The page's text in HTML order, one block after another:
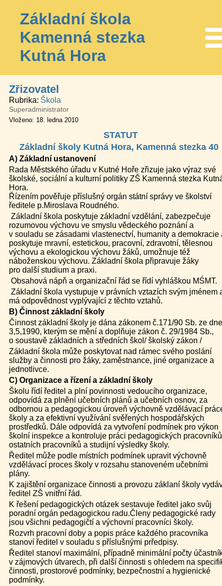
Základní škola
Kamenná stezka
Kutná Hora
Zřizovatel
Rubrika Škola
Superadministrator
Vloženo: 18. ledna 2010
STATUT
Základní školy Kutná Hora, Kamenná stezka 40
A) Základní ustanovení
Rada Městského úřadu v Kutné Hoře zřizuje jako výraz své
školské, sociální a kulturní politiky ZŠ Kamenná stezka
Hora.
Řízením pověřuje příslušný orgán státní správy ve školství
ředitele p.Miroslava Roudného.
Základní škola poskytuje základní vzdělání, zabezpečuje
rozumovou výchovu ve smyslu vědeckého poznání a
v souladu se zásadami vlastenectví, humanity a demokracie
poskytuje mravní, estetickou, pracovní, zdravotní, tělesnou
výchovu a ekologickou výchovu žáků, umožnuje též
náboženskou výchovu. Základní škola připravuje žáky
pro další studium a praxi.
Obsahová nápň a organizační řád se řídí vyhláškou MŚMT.
Základní škola vystupuje v právních vztazích svým jménem
má odpovědnost vyplývající z těchto vztahů.
B) Činnost základní školy
Činnost základní školy je dána zákonem č.171/90 Sb. ze dne
3,5,1990, kterým se mění a doplňuje zákon č. 29/1984 Sb.,
o soustavě základních a středních škol/ školský zákon /
Základní škola může poskytovat nad rámec svého poslání
služby a činnosti pro žáky, zaměstnance, jiné organizace a
jednotlivce.
C) Organizace a řízení a základní školy
Školu řídí ředitel a plní povinnosti vedoucího organizace,
odpovídá za plnění učebních plánů a učebních osnov, za
odbornou a pedagogickou úroveň výchovně vzdělávací
školy a za efektivní využívání svěřených hospodářských
prostředků. Dále odpovídá za vytvoření podmínek pro výkon
školní inspekce a kontroluje práci pedagogických
ostatních pracovníků a studijní výsledky školy.
Ředitel může podle místních podmínek upravit výchovně
vzdělávací proces školy v rozsahu stanoveném učebními
plány.
K zajištění organizace činnosti a provozu záklaní školy
ředitel ZŠ vnitřní řád.
K řešení pedagogických otázek sestavuje ředitel jako svůj
poradní orgán pedagogickou radu.Členy pedagogické rady
jsou všichni pedagogičtí a výchovní pracovníci školy.
Rozvrh pracovní doby a popis práce každého pracovníka
stanoví ředitel v souladu s příslušnými prředpisy.
Ředitel stanoví maximální, případně minimální počty
v zájmových útvarech, při další činnosti s ohledem na
činnosti, prostorové podmínky, bezpečnostní a hygienické
podmínky.